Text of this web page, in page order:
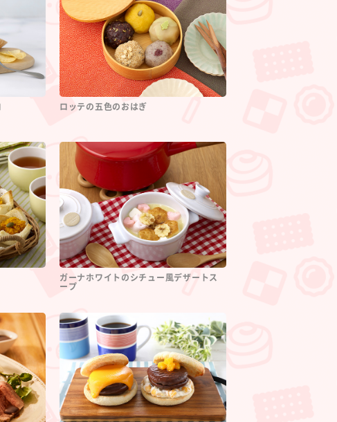
ロッテの五色のおはぎ
ガーナホワイトのシチュー風デザートス
ープ